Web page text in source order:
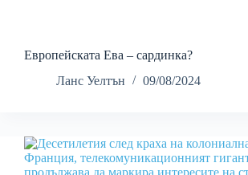
Европейската Ева – сардинка?
Ланс Уелтън
09/08/2024